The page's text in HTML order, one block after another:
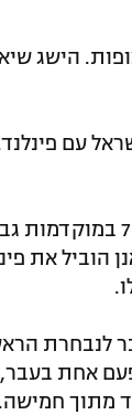
לנבחרת
חמישה.